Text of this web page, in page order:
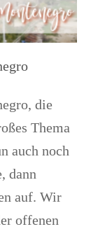
die
Thema
auch noch
dann
auf. Wir
offenen